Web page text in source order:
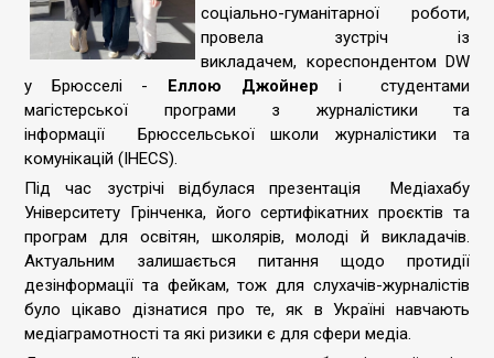
соціально-гуманітарної роботи,
провела зустріч із
викладачем, кореспондентом DW
у Брюсселі - Еллою Джойнер і студентами
магістерської програми з журналістики та
інформації Брюссельської школи журналістики та
комунікацій (IHECS).
Під час зустрічі відбулася презентація Медіахабу
Університету Грінченка, його сертифікатних проєктів та
програм для освітян, школярів, молоді й викладачів.
Актуальним залишається питання щодо протидії
дезінформації та фейкам, тож для слухачів-журналістів
було цікаво дізнатися про те, як в Україні навчають
медіаграмотності та які ризики є для сфери медіа.